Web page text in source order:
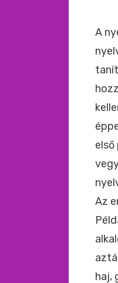
A
Az
haj,